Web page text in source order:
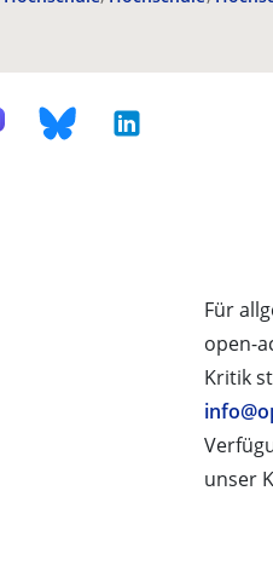
Für
open-
Kritik
unser